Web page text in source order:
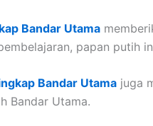
Bandar Utama
papan putih
Bandar Utama juga
Bandar Utama.